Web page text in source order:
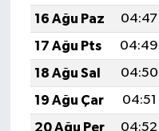
16 Ağu Paz
04:47
17 Ağu Pts
04:49
18 Ağu Sal
04:50
19 Ağu Çar
04:51
20 Ağu Per
04:52